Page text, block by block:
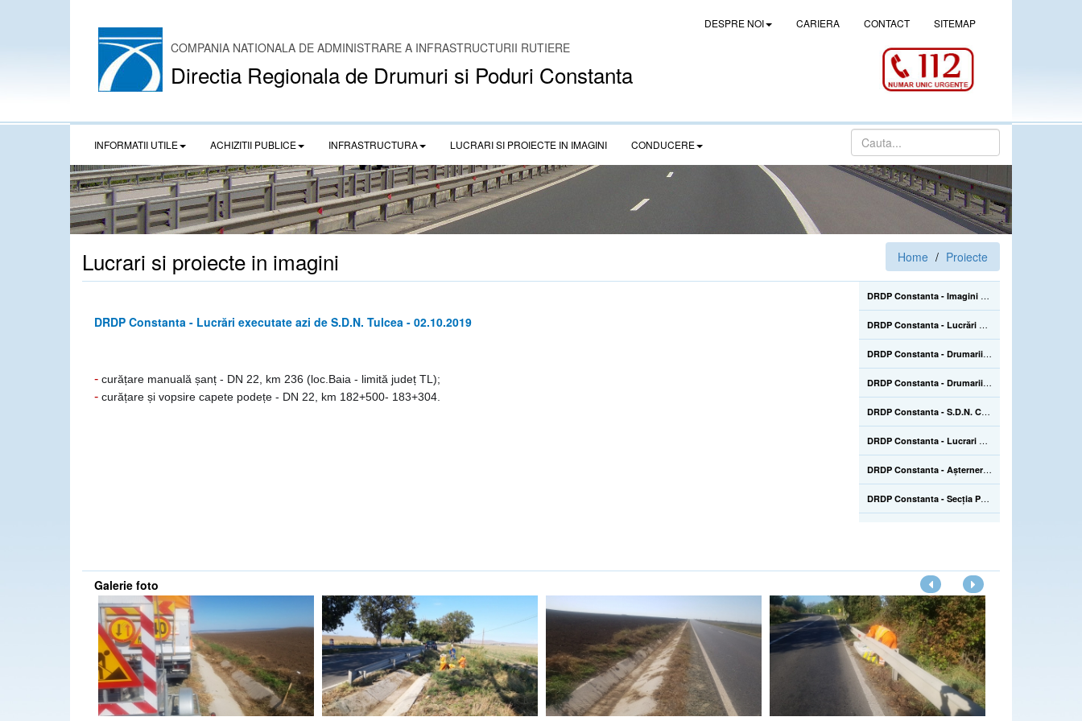
DESPRE NOI CARIERA CONTACT SITEMAP
COMPANIA NATIONALA DE ADMINISTRARE A INFRASTRUCTURII RUTIERE
Directia Regionala de Drumuri si Poduri Constanta
INFORMATII UTILE ACHIZITII PUBLICE INFRASTRUCTURA LUCRARI SI PROIECTE IN IMAGINI CONDUCERE
Lucrari si proiecte in imagini Home Proiecte
DRDP Constanta - Imagini de la lucrarile de construire a pasajului denivelat superior de la Drajna (CL), de pe DN 21, km 105+500 - 02.06.2022
DRDP Constanta - Lucrări de reparații la Podul Mangalia, pe drumul național DN 39, km 45+223-45+464 - 22.07.2020
DRDP Constanta - Drumarii Secției Autostrăzi se află pe Autostrada A2, unde efectuează în continuare înlocuirea parapetelor metalice avariate în urma accidentelor rutiere care sunt mai numeroase în sezonul estival - 22.07.2020
DRDP Constanta - Drumarii de la S.D.N. Călărași execută lucrări de instalare a unui post nou de înregistrare a traficului pe drumul național DN 3A, km 27+800 - 22.07.2020
DRDP Constanta - S.D.N. Constanța execută, în regie proprie, lucrări de montare parapet metalic pe drumul național DN 22, km 247+606 - 03.07.2020
DRDP Constanta - Lucrari executate de SDN Braila - curățare spațiu de parcare si reparații asfaltice - 03.07.2020
DRDP Constanta - Așternere mixtură asfaltică pe Podul Mangalia, situat pe drumul național DN 39, km 45+223-45+464 - 01.07.2020
DRDP Constanta - Secția Producție lucrează și pe drumul național DN 2C, km 60+020 - km 60+040, loc. Grivița (IL), unde execută lucrări de tratare burdușiri, tasări locale - 29.06.2020
DRDP Constanta - Lucrări de reparații tasări locale efectuate de către Secția Producție pe drumul național DN 2C, la km 59 - 18.06.2020
DRDP Constanta - Aplicare marcaje rutiere pe drumul național DN 22D, km 47, partea dreaptă, între localitățile Horia - Atmagea (TL) - lucrări executate pe raza de administrare a S.D.N. Tulcea - 18.06.2020
DRDP Constanta - Diverse activități realizate azi de către S.D.N. Brăila - 15.06.2020
DRDP Constanta - Lucrari in perioada de garanție pe Podul Agigea, situat pe DN 39, km 8+988 - 11.06.2020
DRDP Constanta - Secția Autostrăzi continuă și azi lucrările de demontare/montare parapet metalic pe Autostrada A4, km 20, sensul Ovidiu - Agigea - 10.06.2020
DRDP Constanta - Lucrări executate azi de S.D.N. Tulcea - 02.10.2019
- curățare manuală șanț - DN 22, km 236 (loc.Baia - limită județ TL);
- curățare și vopsire capete podețe - DN 22, km 182+500- 183+304.
Galerie foto